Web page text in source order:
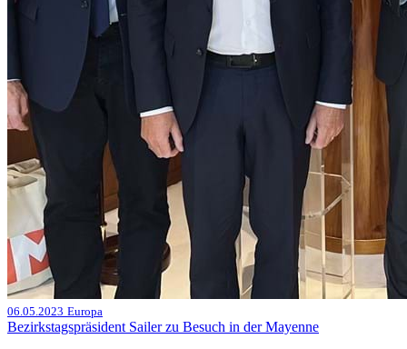
06.05.2023 Europa
Bezirkstagspräsident Sailer zu Besuch in der Mayenne